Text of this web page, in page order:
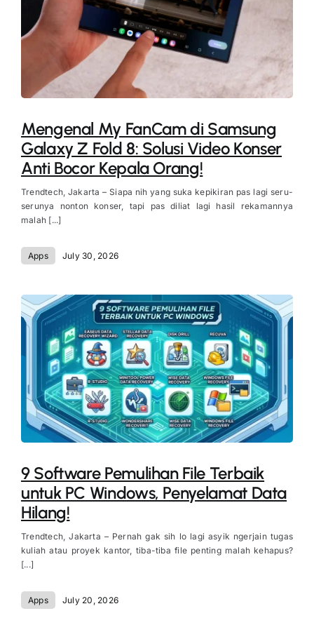
Mengenal My FanCam di Samsung
Galaxy Z Fold 8: Solusi Video Konser
Anti Bocor Kepala Orang!
Trendtech, Jakarta – Siapa nih yang suka kepikiran pas lagi seru-
serunya nonton konser, tapi pas diliat lagi hasil rekamannya
malah [...]
Apps July 30, 2026
9 Software Pemulihan File Terbaik
untuk PC Windows, Penyelamat Data
Hilang!
Trendtech, Jakarta – Pernah gak sih lo lagi asyik ngerjain tugas
kuliah atau proyek kantor, tiba-tiba file penting malah kehapus?
[...]
Apps July 20, 2026